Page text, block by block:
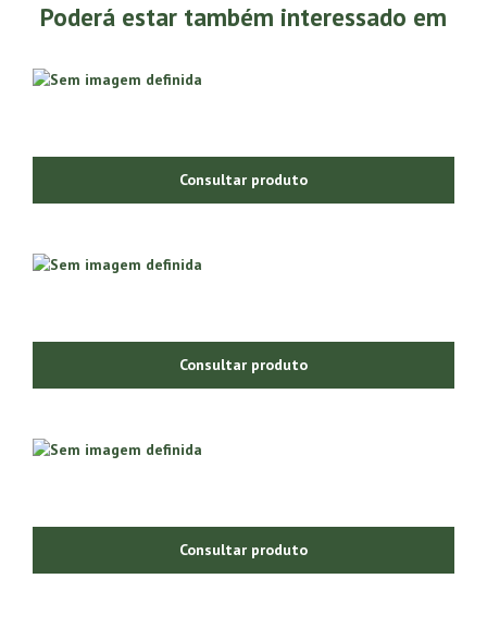
Poderá estar também interessado em
Consultar produto
Consultar produto
Consultar produto